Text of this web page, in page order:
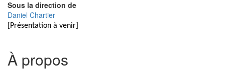
Sous la direction de
Daniel Chartier
[Présentation à venir]
À propos